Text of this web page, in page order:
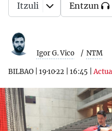
Igor G. Vico NTM
BILBAO 19·10·22 16:45 |
Itzuli Entzun